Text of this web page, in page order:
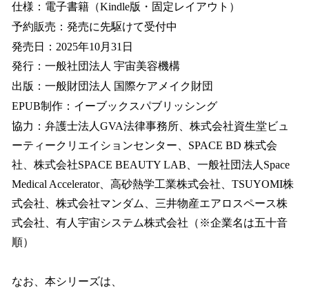
仕様：電子書籍（Kindle版・固定レイアウト）
予約販売：発売に先駆けて受付中
発売日：2025年10月31日
発行：一般社団法人 宇宙美容機構
出版：一般財団法人 国際ケアメイク財団
EPUB制作：イーブックスパブリッシング
協力：弁護士法人GVA法律事務所、株式会社資生堂ビュ
ーティークリエイションセンター、SPACE BD 株式会
社、株式会社SPACE BEAUTY LAB、一般社団法人Space
Medical Accelerator、高砂熱学工業株式会社、TSUYOMI株
式会社、株式会社マンダム、三井物産エアロスペース株
式会社、有人宇宙システム株式会社（※企業名は五十音
順）
なお、本シリーズは、